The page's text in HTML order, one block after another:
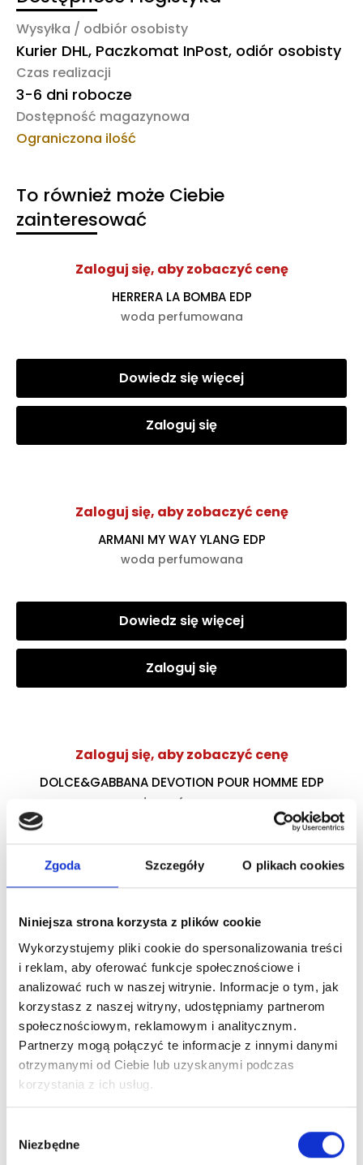
Zgoda Szczegóły O plikach cookies
Niniejsza strona korzysta z plików cookie
Wykorzystujemy pliki cookie do spersonalizowania treści
i reklam, aby oferować funkcje społecznościowe i
analizować ruch w naszej witrynie. Informacje o tym, jak
korzystasz z naszej witryny, udostępniamy partnerom
społecznościowym, reklamowym i analitycznym.
Partnerzy mogą połączyć te informacje z innymi danymi
otrzymanymi od Ciebie lub uzyskanymi podczas
korzystania z ich usług.
zgody
Niezbędne
Wysyłka / odbiór osobisty
Kurier DHL, Paczkomat InPost, odiór osobisty
Czas realizacji
3-6 dni robocze
Dostępność magazynowa
Ograniczona ilość
To również może Ciebie
zainteresować
Zaloguj się, aby zobaczyć cenę
HERRERA LA BOMBA EDP
woda perfumowana
Dowiedz się więcej
Zaloguj się
Zaloguj się, aby zobaczyć cenę
ARMANI MY WAY YLANG EDP
woda perfumowana
Dowiedz się więcej
Zaloguj się
Zaloguj się, aby zobaczyć cenę
DOLCE&GABBANA DEVOTION POUR HOMME EDP
woda perfumowana
Zaloguj się
Dlaczego warto?
Oryginalny produkt z autoryzowanej
dystrybucji
Wysyłka 24h z magazynu w Polsce
Stały opiekun handlowy